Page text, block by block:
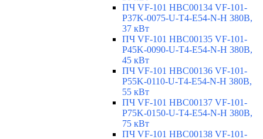
ПЧ VF-101 HBC00134 VF-101-
P37K-0075-U-T4-E54-N-H 380В,
37 кВт
ПЧ VF-101 HBC00135 VF-101-
P45K-0090-U-T4-E54-N-H 380В,
45 кВт
ПЧ VF-101 HBC00136 VF-101-
P55K-0110-U-T4-E54-N-H 380В,
55 кВт
ПЧ VF-101 HBC00137 VF-101-
P75K-0150-U-T4-E54-N-H 380В,
75 кВт
ПЧ VF-101 HBC00138 VF-101-